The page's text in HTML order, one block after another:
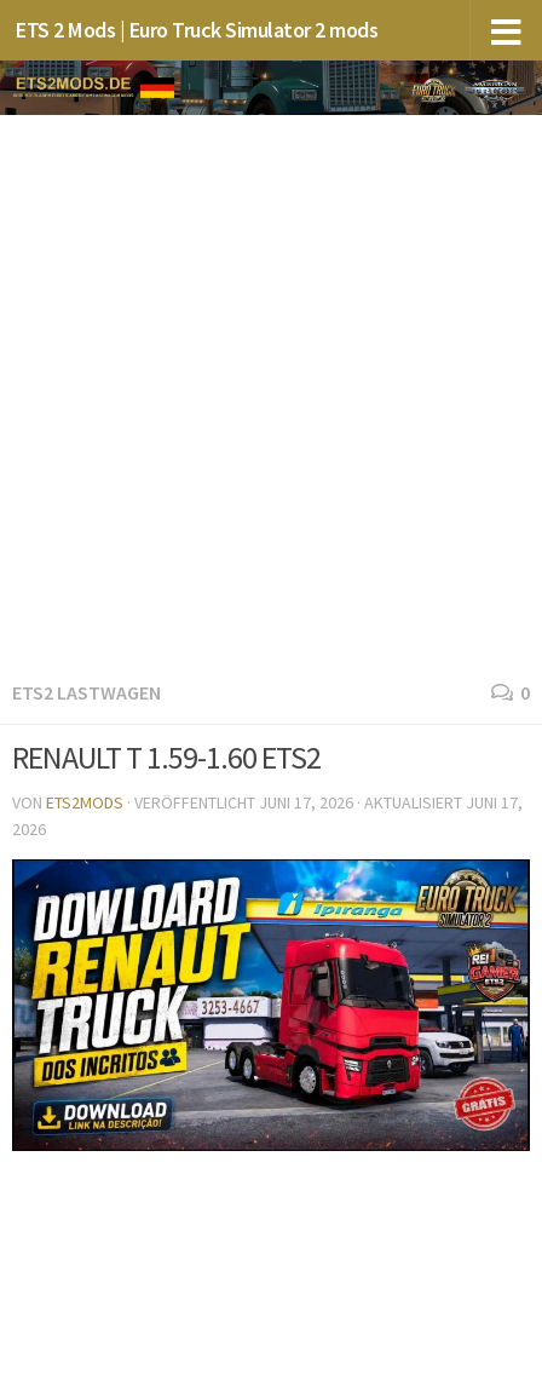
ETS 2 Mods | Euro Truck Simulator 2 mods
ETS2 LASTWAGEN 0
RENAULT T 1.59-1.60 ETS2
VON ETS2MODS · VERÖFFENTLICHT JUNI 17, 2026 · AKTUALISIERT JUNI 17,
2026